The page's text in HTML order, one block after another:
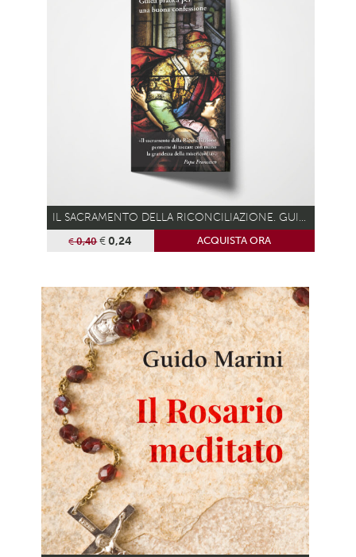
IL SACRAMENTO DELLA RICONCILIAZIONE. GUIDA PRATICA PER UNA BUONA CONFESSIONE
€0,40 €0,24 ACQUISTA ORA